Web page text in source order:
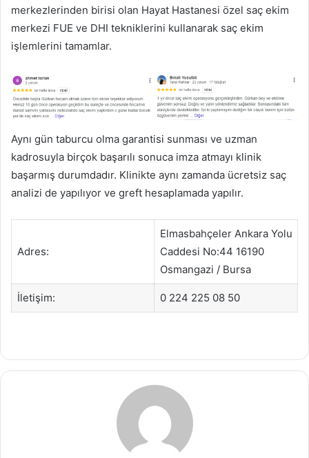
merkezlerinden birisi olan Hayat Hastanesi özel saç ekim
merkezi FUE ve DHI tekniklerini kullanarak saç ekim
işlemlerini tamamlar.
Aynı gün taburcu olma garantisi sunması ve uzman
kadrosuyla birçok başarılı sonuca imza atmayı klinik
başarmış durumdadır. Klinikte aynı zamanda ücretsiz saç
analizi de yapılıyor ve greft hesaplamada yapılır.
Adres:
Elmasbahçeler Ankara Yolu
Caddesi No:44 16190
Osmangazi / Bursa
İletişim: 0 224 225 08 50